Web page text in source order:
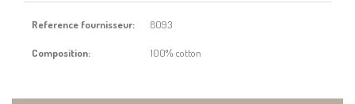
Reference fournisseur: 8093
Composition: 100% cotton